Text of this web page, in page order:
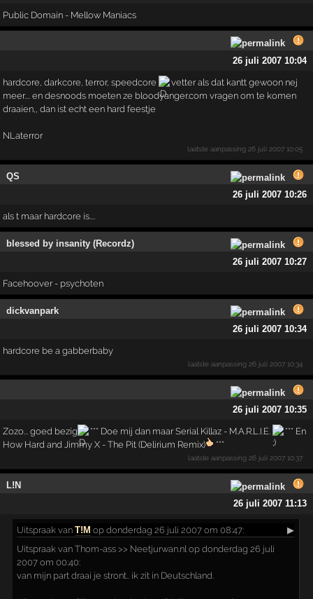
Public Domain - Mellow Maniacs
26 juli 2007 10:04
hardcore, darkcore, terror, speedcore
vetter als dat kantt gewoon nej
meer.... en desnoods moeten ze bloodyanger.com vragen om te komen
draaien,, dan ist echt een hard feestje
NLaterror
laatste aanpassing 26 juli 2007 10:05
QS
26 juli 2007 10:26
als t maar hardcore is....
blessed by insanity (Recordz)
26 juli 2007 10:27
Facehoover - psychoten
dickvanpark
26 juli 2007 10:34
hardcore be a gabberbaby
laatste aanpassing 26 juli 2007 10:34
26 juli 2007 10:35
Zozo... goed bezig *** Doe mij dan maar Serial Killaz - M.A.R.L.I.E.
*** En
How Hard and Jimmy X - The Pit (Delirium Remix)
***
laatste aanpassing 26 juli 2007 10:37
L!N
26 juli 2007 11:13
Uitspraak vanT!M op donderdag 26 juli 2007 om 08:47:
▶
Uitspraak van Thom-ass >> Neetjurwan.nl op donderdag 26 juli
2007 om 00:40:
van mijn part draai je stront.. ik zit in Deutschland.